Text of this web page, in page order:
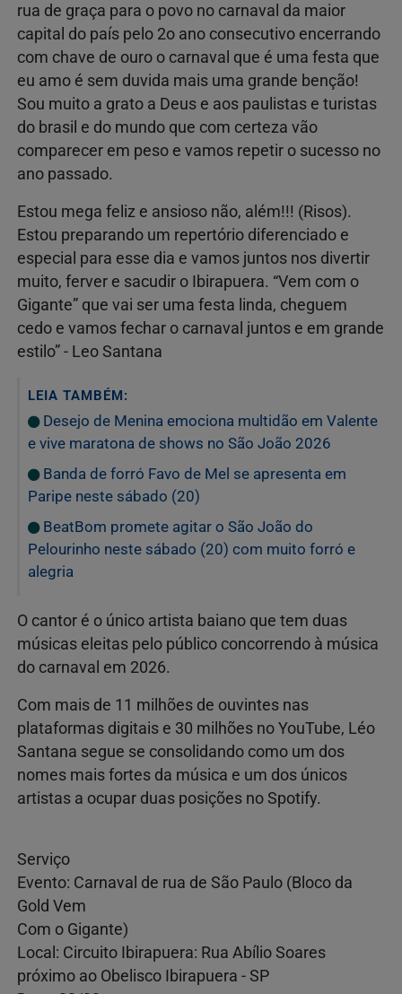
rua de graça para o povo no carnaval da maior
capital do país pelo 2o ano consecutivo encerrando
com chave de ouro o carnaval que é uma festa que
eu amo é sem duvida mais uma grande benção!
Sou muito a grato a Deus e aos paulistas e turistas
do brasil e do mundo que com certeza vão
comparecer em peso e vamos repetir o sucesso no
ano passado.
Estou mega feliz e ansioso não, além!!! (Risos).
Estou preparando um repertório diferenciado e
especial para esse dia e vamos juntos nos divertir
muito, ferver e sacudir o Ibirapuera. “Vem com o
Gigante” que vai ser uma festa linda, cheguem
cedo e vamos fechar o carnaval juntos e em grande
estilo” - Leo Santana
LEIA TAMBÉM:
Desejo de Menina emociona multidão em Valente
e vive maratona de shows no São João 2026
Banda de forró Favo de Mel se apresenta em
Paripe neste sábado (20)
BeatBom promete agitar o São João do
Pelourinho neste sábado (20) com muito forró e
alegria
O cantor é o único artista baiano que tem duas
músicas eleitas pelo público concorrendo à música
do carnaval em 2026.
Com mais de 11 milhões de ouvintes nas
plataformas digitais e 30 milhões no YouTube, Léo
Santana segue se consolidando como um dos
nomes mais fortes da música e um dos únicos
artistas a ocupar duas posições no Spotify.
Serviço
Evento: Carnaval de rua de São Paulo (Bloco da
Gold Vem
Com o Gigante)
Local: Circuito Ibirapuera: Rua Abílio Soares
próximo ao Obelisco Ibirapuera - SP